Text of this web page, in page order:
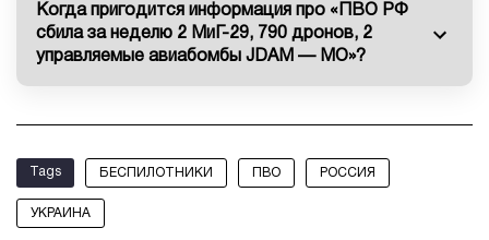
Когда пригодится информация про «ПВО РФ
сбила за неделю 2 МиГ-29, 790 дронов, 2
управляемые авиабомбы JDAM — МО»?
Tags БЕСПИЛОТНИКИ ПВО РОССИЯ
УКРАИНА